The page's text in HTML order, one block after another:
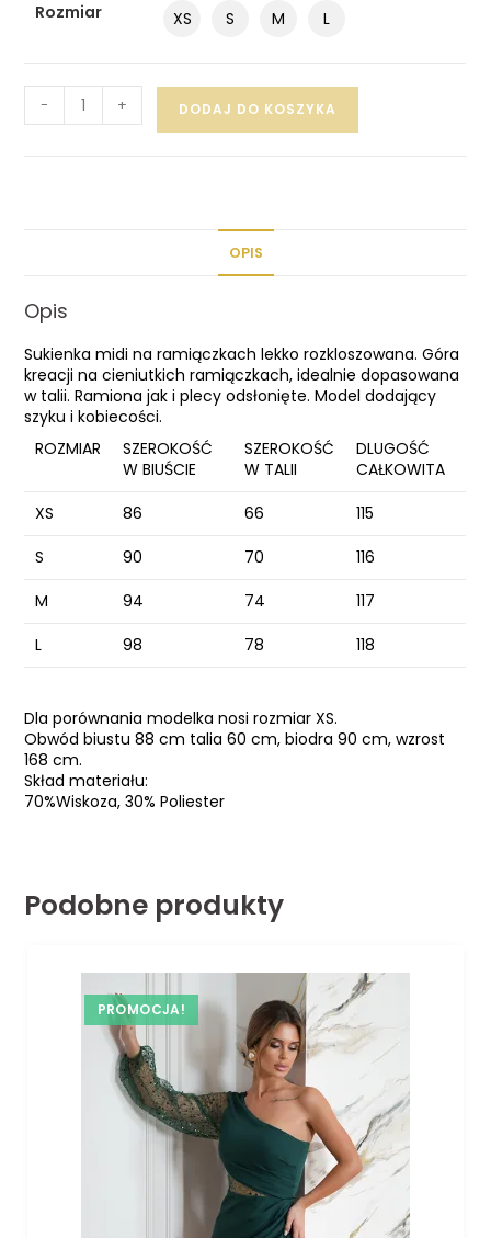
Rozmiar XS S M L
- + DODAJ DO KOSZYKA
OPIS
Opis
Sukienka midi na ramiączkach lekko rozkloszowana. Góra
kreacji na cieniutkich ramiączkach, idealnie dopasowana
w talii. Ramiona jak i plecy odsłonięte. Model dodający
szyku i kobiecości.
ROZMIAR
SZEROKOŚĆ
W BIUŚCIE
SZEROKOŚĆ
W TALII
DLUGOŚĆ
CAŁKOWITA
XS
86 66
115
S
90 70
116
M
94 74
117
L
98 78 118
Dla porównania modelka nosi rozmiar XS.
Obwód biustu 88 cm talia 60 cm, biodra 90 cm, wzrost
168 cm.
Skład materiału:
70%Wiskoza, 30% Poliester
Podobne produkty
PROMOCJA!